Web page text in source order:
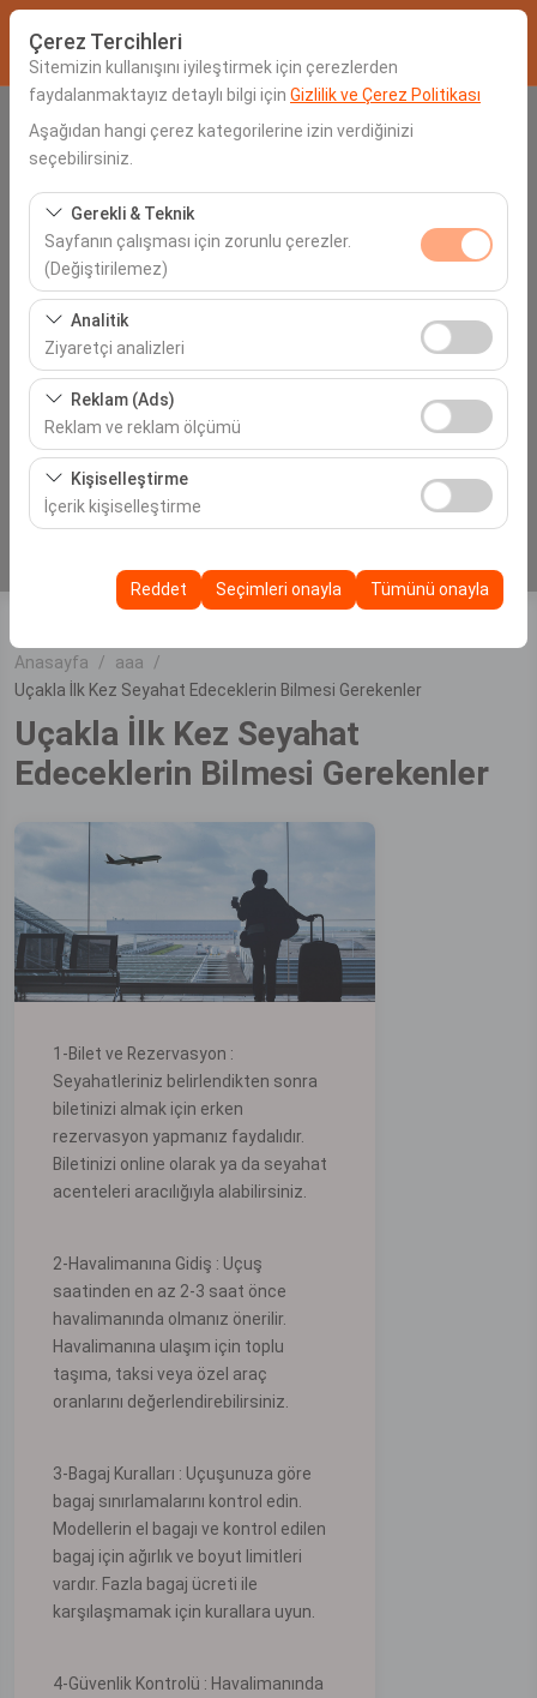
Çerez Tercihleri
Sitemizin kullanışını iyileştirmek için çerezlerden
faydalanmaktayız detaylı bilgi için Gizlilik ve Çerez Politikası
Aşağıdan hangi çerez kategorilerine izin verdiğinizi
seçebilirsiniz.
Gerekli & Teknik
Sayfanın çalışması için zorunlu çerezler.
(Değiştirilemez)
Bu çerezler sitenin doğru şekilde çalışması, güvenlik,
oturum yönetimi ve temel işlevler için gereklidir. Devre
dışı bırakılamaz.
Analitik
Ziyaretçi analizleri
Bu çerezler, sitemizin nasıl kullanıldığını (ziyaretçi sayısı,
en çok ziyaret edilen sayfalar, kullanıcı davranışları)
analiz etmemizi sağlar. Bu veriler, web sitesi
performansını ölçmek ve kullanıcı deneyimini sürekli
iyileştirmek için kullanılır.
Reklam (Ads)
Reklam ve reklam ölçümü
Bu çerezler, size ilgi alanlarınıza uygun kişiselleştirilmiş
reklamlar göstermemize ve reklam kampanyalarımızın
etkinliğini (gösterim sayısı, tıklama oranı) ölçmemize
Kişiselleştirme
İçerik kişiselleştirme
diğer yapılandırmalarınızı koruyarak, platformdaki
deneyiminizin tutarlılığını ve sürekliliğini sağlamak
Reddet Seçimleri onayla Tümünü onayla
Alış Lokasyonu
Aracı farklı bir lokasyona bırakacağım
Alış Tarih & Saat
İade Tarih & Saat
06:00
Anasayfa
aaa
Uçakla İlk Kez Seyahat Edeceklerin Bilmesi Gerekenler
Uçakla İlk Kez Seyahat
Edeceklerin Bilmesi Gerekenler
1-Bilet ve Rezervasyon :
Seyahatleriniz belirlendikten sonra
biletinizi almak için erken
rezervasyon yapmanız faydalıdır.
Biletinizi online olarak ya da seyahat
acenteleri aracılığıyla alabilirsiniz.
2-Havalimanına Gidiş : Uçuş
saatinden en az 2-3 saat önce
havalimanında olmanız önerilir.
Havalimanına ulaşım için toplu
taşıma, taksi veya özel araç
oranlarını değerlendirebilirsiniz.
3-Bagaj Kuralları : Uçuşunuza göre
bagaj sınırlamalarını kontrol edin.
Modellerin el bagajı ve kontrol edilen
bagaj için ağırlık ve boyut limitleri
vardır. Fazla bagaj ücreti ile
karşılaşmamak için kurallara uyun.
4-Güvenlik Kontrolü : Havalimanında